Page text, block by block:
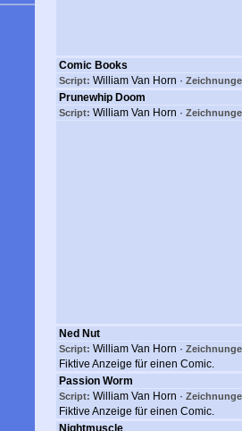
Comic Books
Script: William Van Horn ·
Prunewhip Doom
Script: William Van Horn ·
Ned Nut
Script: William Van Horn ·
Fiktive Anzeige für einen Comic.
Passion Worm
Script: William Van Horn ·
Fiktive Anzeige für einen Comic.
Nightmuscle